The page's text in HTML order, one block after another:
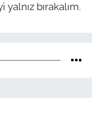
bırakalım.